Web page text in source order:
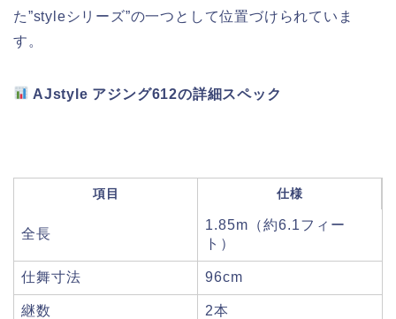
た”styleシリーズ”の一つとして位置づけられていま
す。
AJstyle アジング612の詳細スペック
項目 仕様
全長
1.85m（約6.1フィー
ト）
仕舞寸法 96cm
継数 2本